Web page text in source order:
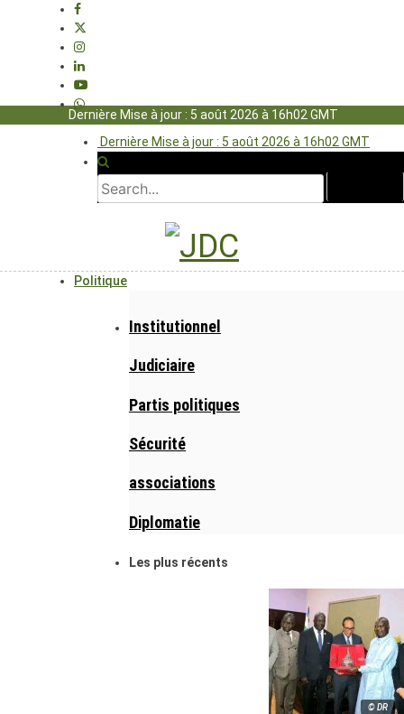
Dernière Mise à jour : 5 août 2026 à 16h02 GMT
Dernière Mise à jour : 5 août 2026 à 16h02 GMT
Politique
Institutionnel
Judiciaire
Partis politiques
Sécurité
associations
Diplomatie
Les plus récents
© DR